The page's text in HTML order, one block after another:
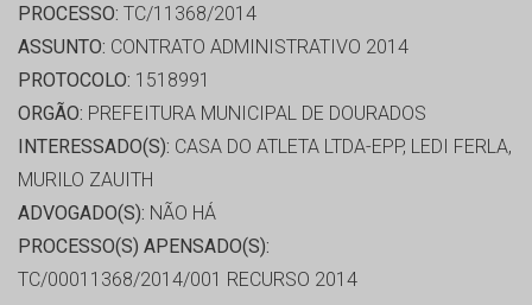
PROCESSO: TC/11368/2014
ASSUNTO: CONTRATO ADMINISTRATIVO 2014
PROTOCOLO: 1518991
ORGÃO: PREFEITURA MUNICIPAL DE DOURADOS
INTERESSADO(S): CASA DO ATLETA LTDA-EPP, LEDI FERLA,
MURILO ZAUITH
ADVOGADO(S): NÃO HÁ
PROCESSO(S) APENSADO(S):
TC/00011368/2014/001 RECURSO 2014